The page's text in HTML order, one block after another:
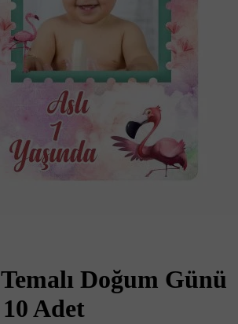
Doğum Günü
Adet